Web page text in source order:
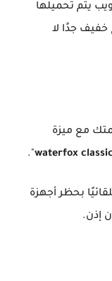
يتم تحميلها
جدًا لا
مع ميزة
waterfox classic
".
بحظر أجهزة
إذن.